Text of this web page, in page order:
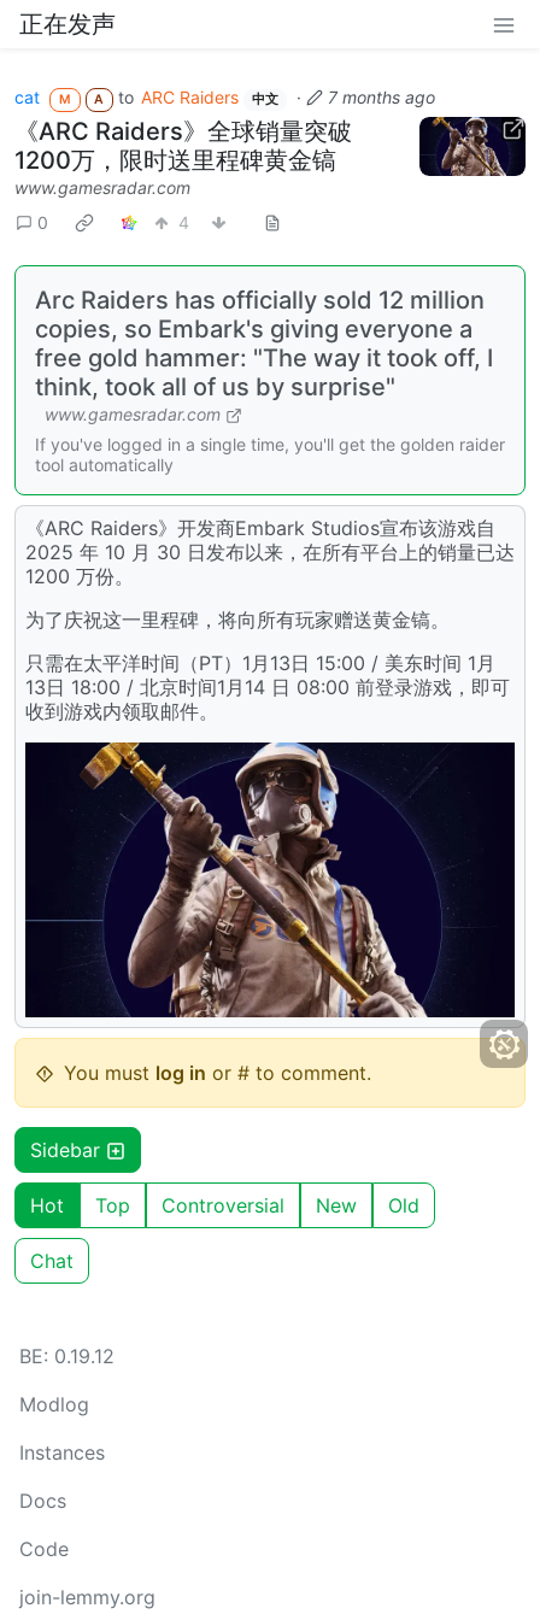
正在发声
cat M A to ARC Raiders 中文 · 7 months ago
《ARC Raiders》全球销量突破
1200万，限时送里程碑黄金镐
www.gamesradar.com
0
4
Arc Raiders has officially sold 12 million
copies, so Embark's giving everyone a
free gold hammer: "The way it took off, I
think, took all of us by surprise"
www.gamesradar.com
If you've logged in a single time, you'll get the golden raider
tool automatically
《ARC Raiders》开发商Embark Studios宣布该游戏自
2025 年 10 月 30 日发布以来，在所有平台上的销量已达
1200 万份。
为了庆祝这一里程碑，将向所有玩家赠送黄金镐。
只需在太平洋时间（PT）1月13日 15:00 / 美东时间 1月
13日 18:00 / 北京时间1月14 日 08:00 前登录游戏，即可
收到游戏内领取邮件。
You must log in or # to comment.
Sidebar
Hot Top Controversial New Old
Chat
BE: 0.19.12
Modlog
Instances
Docs
Code
join-lemmy.org